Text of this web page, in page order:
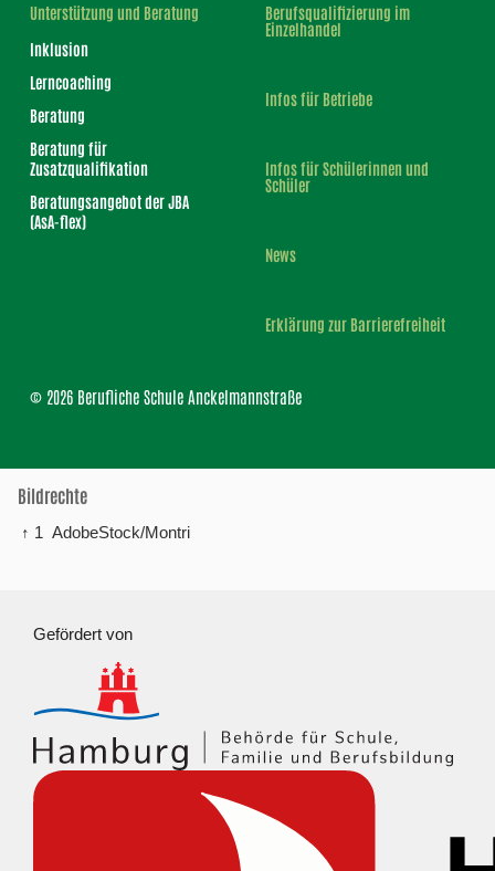
Unterstützung und Beratung
Inklusion
Lerncoaching
Beratung
Beratung für
Zusatzqualifikation
Beratungsangebot der JBA
(AsA-flex)
Berufsqualifizierung im
Einzelhandel
Infos für Betriebe
Infos für Schülerinnen und
Schüler
News
Erklärung zur Barrierefreiheit
© 2026 Berufliche Schule Anckelmannstraße
Bildrechte
↑ 1 AdobeStock/Montri
Gefördert von